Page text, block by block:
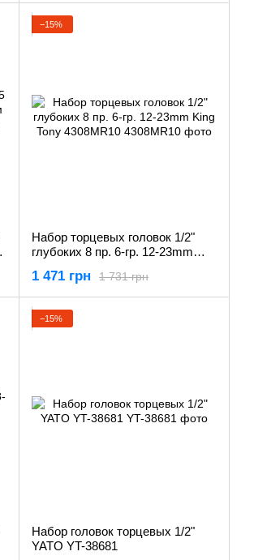
−15%
Набор торцевых головок 1/2"
глубоких 8 пр. 6-гр. 12-23mm
1 731 грн
1 471 грн
−15%
Набор головок торцевых 1/2"
YATO YT-38681